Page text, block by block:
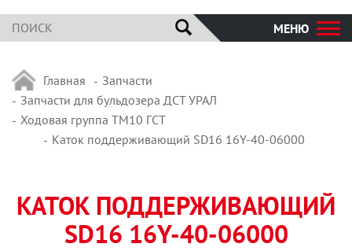
МЕНЮ
Главная
Запчасти
Запчасти для бульдозера ДСТ УРАЛ
Ходовая группа ТМ10 ГСТ
Каток поддерживающий SD16 16Y-40-06000
КАТОК ПОДДЕРЖИВАЮЩИЙ
SD16 16Y-40-06000